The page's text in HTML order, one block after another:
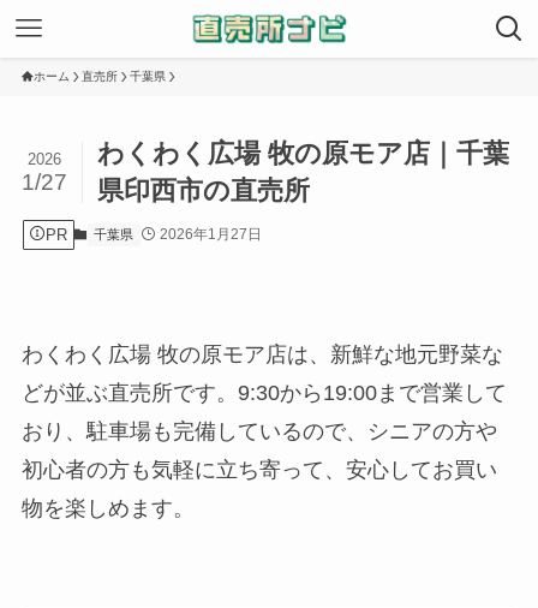
ホーム 直売所 千葉県
わくわく広場 牧の原モア店｜千葉
県印西市の直売所
2026
1/27
PR 千葉県 2026年1月27日
わくわく広場 牧の原モア店は、新鮮な地元野菜な
どが並ぶ直売所です。9:30から19:00まで営業して
おり、駐車場も完備しているので、シニアの方や
初心者の方も気軽に立ち寄って、安心してお買い
物を楽しめます。